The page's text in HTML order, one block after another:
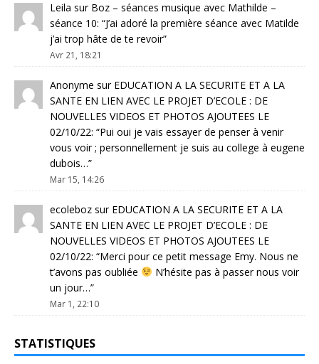
Leila sur Boz – séances musique avec Mathilde –
séance 10: “J’ai adoré la première séance avec Matilde
j’ai trop hâte de te revoir”
Avr 21, 18:21
Anonyme sur EDUCATION A LA SECURITE ET A LA
SANTE EN LIEN AVEC LE PROJET D’ECOLE : DE
NOUVELLES VIDEOS ET PHOTOS AJOUTEES LE
02/10/22: “Pui oui je vais essayer de penser à venir
vous voir ; personnellement je suis au college à eugene
dubois…”
Mar 15, 14:26
ecoleboz sur EDUCATION A LA SECURITE ET A LA
SANTE EN LIEN AVEC LE PROJET D’ECOLE : DE
NOUVELLES VIDEOS ET PHOTOS AJOUTEES LE
02/10/22: “Merci pour ce petit message Emy. Nous ne
t’avons pas oubliée
N’hésite pas à passer nous voir
un jour…”
Mar 1, 22:10
STATISTIQUES